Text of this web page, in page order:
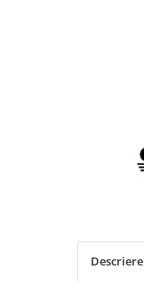
Descriere